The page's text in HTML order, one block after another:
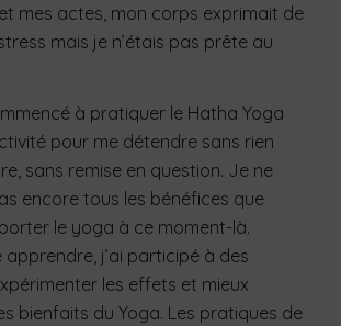
mes actes, mon corps exprimait de
mais je n’étais pas prête au
à pratiquer le Hatha Yoga
pour me détendre sans rien
sans remise en question. Je ne
encore tous les bénéfices que
le yoga à ce moment-là.
apprendre, j’ai participé à des
les effets et mieux
bienfaits du Yoga. Les pratiques de